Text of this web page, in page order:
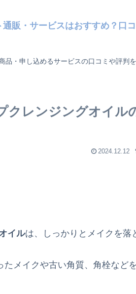
通販・サービスはおすすめ？口
品・申し込めるサービスの口コミや評判
クレンジングオイル
2024.12.12
イルは、しっかりとメイクを落
メイクや古い角質、角栓など